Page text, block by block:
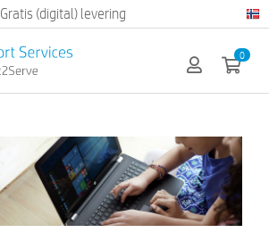
Gratis (digital) levering
0